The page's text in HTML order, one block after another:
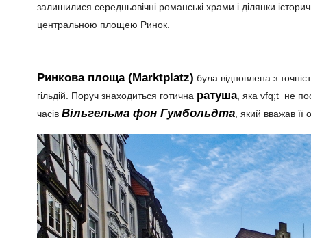
залишилися середньовічні романські храми і ділянки
центральною площею Ринок.
Ринкова площа (Marktplatz) була відновлена з
гільдій. Поруч знаходиться готична ратуша, яка vfq;t не
часів Вільгельма фон Гумбольдта , який вважав її